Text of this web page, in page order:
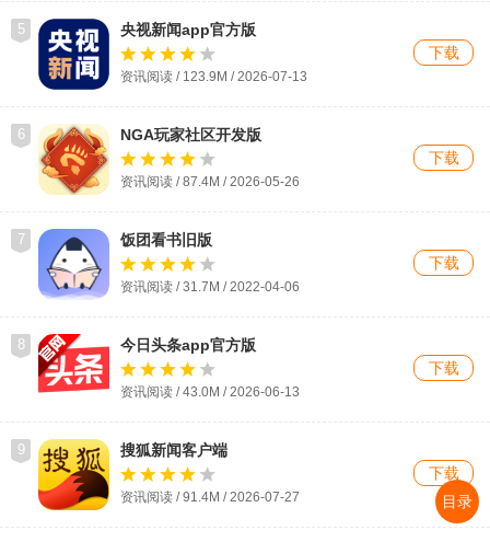
5 央视新闻app官方版
资讯阅读 / 123.9M / 2026-07-13
下载
6 NGA玩家社区开发版
资讯阅读 / 87.4M / 2026-05-26
下载
7 饭团看书旧版
资讯阅读 / 31.7M / 2022-04-06
下载
8 今日头条app官方版
资讯阅读 / 43.0M / 2026-06-13
下载
9 搜狐新闻客户端
资讯阅读 / 91.4M / 2026-07-27
下载
目录